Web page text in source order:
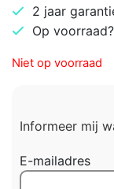
2 jaar
Op
Niet op voorraad
Informeer mij
E-mailadres